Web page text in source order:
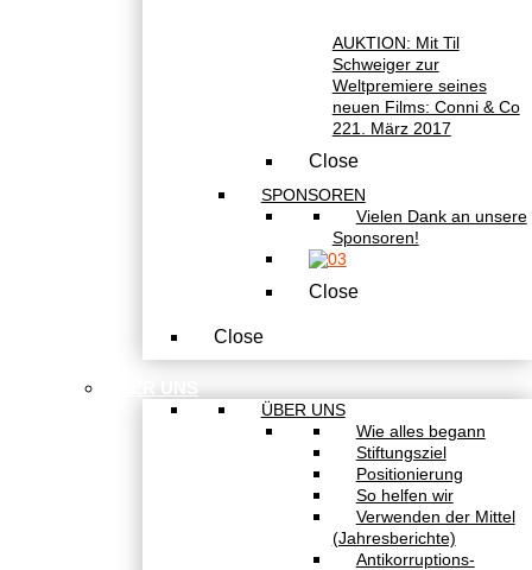
AUKTION: Mit Til
Schweiger zur
Weltpremiere seines
neuen Films: Conni & Co
221. März 2017
Close
SPONSOREN
Vielen Dank an unsere
Sponsoren!
Close
Close
ÜBER UNS
Wie alles begann
Stiftungsziel
Positionierung
So helfen wir
Verwenden der Mittel
(Jahresberichte)
Antikorruptions-